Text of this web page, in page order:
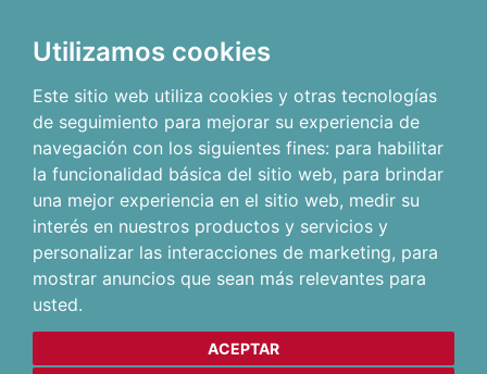
Utilizamos cookies
Este sitio web utiliza cookies y otras tecnologías
de seguimiento para mejorar su experiencia de
navegación con los siguientes fines: para habilitar
la funcionalidad básica del sitio web, para brindar
una mejor experiencia en el sitio web, medir su
interés en nuestros productos y servicios y
personalizar las interacciones de marketing, para
mostrar anuncios que sean más relevantes para
usted.
ACEPTAR